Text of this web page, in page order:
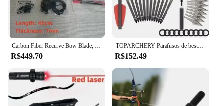
Carbon Fiber Recurve Bow Blade, High Poundage, Hunting Crossbow, High Flex Composto, DIY, 200lbs, 140lbs
R$449.70
TOPARCHERY Parafusos de besta de 7,5 polegadas, setas de carbono puro, palhetas de 2 "com 24 48 pontas de flecha para caça e tiro
R$152.49